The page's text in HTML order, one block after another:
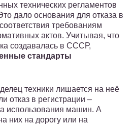
технических регламентов
дало основания для отказа в
требованиям
актов. Учитывая, что
создавалась в СССР,
стандарты
техники лишается на неё
отказ в регистрации –
использования машин. А
них на дорогу или на